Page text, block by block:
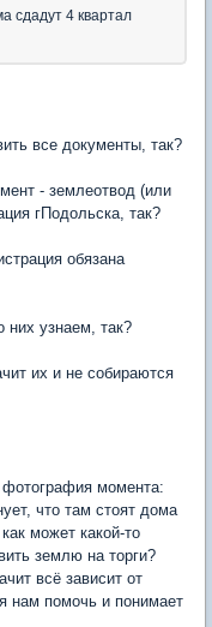
сдадут 4 квартал
все документы, так?
- землеотвод (или
гПодольска, так?
обязана
них узнаем, так?
их и не собираются
момента:
что там стоят дома
может какой-то
землю на торги?
всё зависит от
нам помочь и понимает